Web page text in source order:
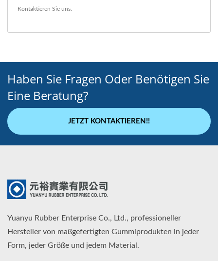
Kontaktieren Sie uns
Haben Sie Fragen Oder Benötigen Sie
Eine Beratung?
JETZT KONTAKTIEREN!!
Yuanyu Rubber Enterprise Co., Ltd., professioneller
Hersteller von maßgefertigten Gummiprodukten in jeder
Form, jeder Größe und jedem Material.